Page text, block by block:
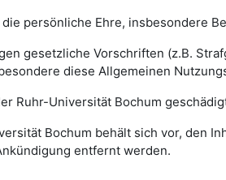
persönliche Ehre, insbesondere
gesetzliche Vorschriften (z.B.
diese Allgemeinen
Ruhr-Universität Bochum
Bochum behält sich vor, den
entfernt werden.